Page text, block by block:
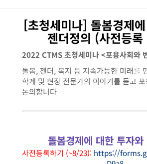
[초청세미나] 돌봄경제
젠더정의 (사전등
2022 CTMS 초청세미나 <포용사회와
돌봄, 젠더, 복지 등 지속가능한 미래를
학계 및 현장 전문가의 이야기를 듣고
논의합니다
돌봄경제에 대한 투자와
사전등록하기 (~8/23): https://